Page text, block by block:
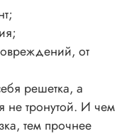
от
решетка, а
не тронутой. И чем
тем прочнее